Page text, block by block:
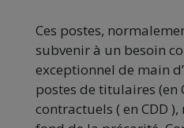
Ces postes,
subvenir à un besoin
exceptionnel de main
postes de titulaires (en
contractuels ( en CDD